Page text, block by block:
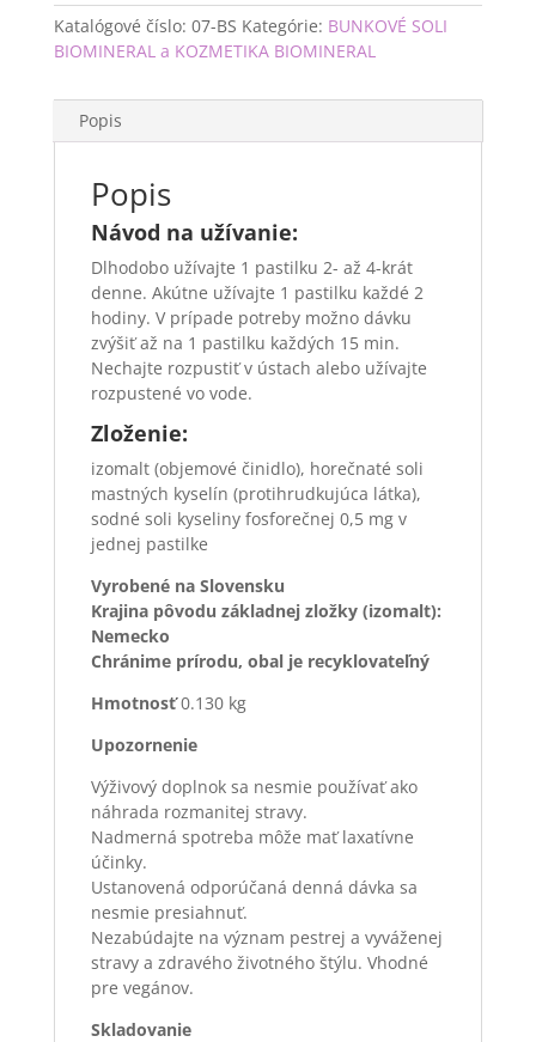
Katalógové číslo: 07-BS Kategórie: BUNKOVÉ SOLI
BIOMINERAL a KOZMETIKA BIOMINERAL
Popis
Popis
Návod na užívanie:
Dlhodobo užívajte 1 pastilku 2- až 4-krát
denne. Akútne užívajte 1 pastilku každé 2
hodiny. V prípade potreby možno dávku
zvýšiť až na 1 pastilku každých 15 min.
Nechajte roz­pustiť v ústach alebo užívajte
rozpustené vo vode.
Zloženie:
izomalt (objemové činidlo), horečnaté soli
mastných ky­selín (protihrudkujúca látka),
sodné soli kyseliny fosforečnej 0,5 mg v
jednej pastilke
Vyrobené na Slovensku
Krajina pôvodu základnej zložky (izomalt):
Nemecko
Chránime prírodu, obal je recyklovateľný
Hmotnosť0.130 kg
Upozornenie
Výživový doplnok sa nesmie používať ako
náhrada rozmanitej stravy.
Nadmerná spotreba môže mať laxatívne
účinky.
Ustanovená odporúčaná denná dávka sa
nesmie presiahnuť.
Neza­búdajte na význam pestrej a vyváženej
stravy a zdravého životného štýlu. Vhodné
pre vegánov.
Skladovanie